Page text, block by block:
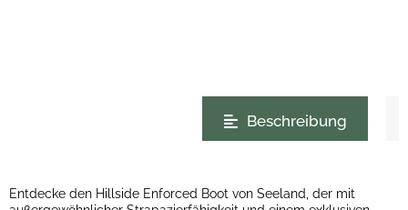
Beschreibung
Entdecke den Hillside Enforced Boot von Seeland, der mit